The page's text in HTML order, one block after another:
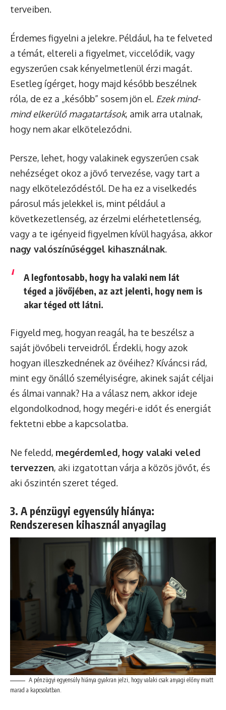
terveiben.
Érdemes figyelni a jelekre. Például, ha te felveted
a témát, eltereli a figyelmet, viccelődik, vagy
egyszerűen csak kényelmetlenül érzi magát.
Esetleg ígérget, hogy majd később beszélnek
róla, de ez a „később” sosem jön el. Ezek mind-
mind elkerülő magatartások, amik arra utalnak,
hogy nem akar elköteleződni.
Persze, lehet, hogy valakinek egyszerűen csak
nehézséget okoz a jövő tervezése, vagy tart a
nagy elköteleződéstől. De ha ez a viselkedés
párosul más jelekkel is, mint például a
következetlenség, az érzelmi elérhetetlenség,
vagy a te igényeid figyelmen kívül hagyása, akkor
nagy valószínűséggel kihasználnak.
A legfontosabb, hogy ha valaki nem lát
téged a jövőjében, az azt jelenti, hogy nem is
akar téged ott látni.
Figyeld meg, hogyan reagál, ha te beszélsz a
saját jövőbeli terveidről. Érdekli, hogy azok
hogyan illeszkednének az övéihez? Kíváncsi rád,
mint egy önálló személyiségre, akinek saját céljai
és álmai vannak? Ha a válasz nem, akkor ideje
elgondolkodnod, hogy megéri-e időt és energiát
fektetni ebbe a kapcsolatba.
Ne feledd, megérdemled, hogy valaki veled
tervezzen, aki izgatottan várja a közös jövőt, és
aki őszintén szeret téged.
3. A pénzügyi egyensúly hiánya:
Rendszeresen kihasznál anyagilag
A pénzügyi egyensúly hiánya gyakran jelzi, hogy valaki csak anyagi előny miatt
marad a kapcsolatban.